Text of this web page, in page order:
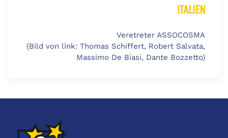
ITALIEN
Veretreter ASSOCOSMA
(Bild von link: Thomas Schiffert, Robert Salvata,
Massimo De Biasi, Dante Bozzetto)